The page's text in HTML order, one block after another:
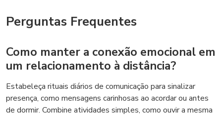
Perguntas Frequentes
Como manter a conexão emocional em
um relacionamento à distância?
Estabeleça rituais diários de comunicação para sinalizar
presença, como mensagens carinhosas ao acordar ou antes
de dormir. Combine atividades simples, como ouvir a mesma